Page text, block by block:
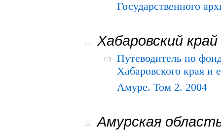
Государственного
Хабаровский край
Путеводитель по
Хабаровского края и
Амуре. Том 2. 2004
Амурская